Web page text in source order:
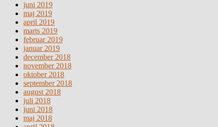
juni 2019
maj 2019
april 2019
marts 2019
februar 2019
januar 2019
december 2018
november 2018
oktober 2018
september 2018
august 2018
juli 2018
juni 2018
maj 2018